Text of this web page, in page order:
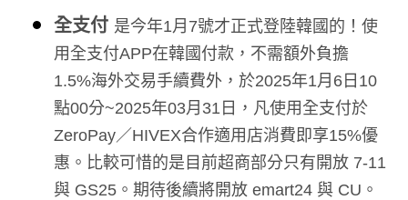
全支付 是今年1月7號才正式登陸韓國的！使
用全支付APP在韓國付款，不需額外負擔
1.5%海外交易手續費外，於2025年1月6日10
點00分~2025年03月31日，凡使用全支付於
ZeroPay／HIVEX合作適用店消費即享15%優
惠。比較可惜的是目前超商部分只有開放 7-11
與 GS25。期待後續將開放 emart24 與 CU。